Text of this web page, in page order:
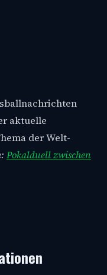
aktuelle
der Welt-
Pokalduell zwischen